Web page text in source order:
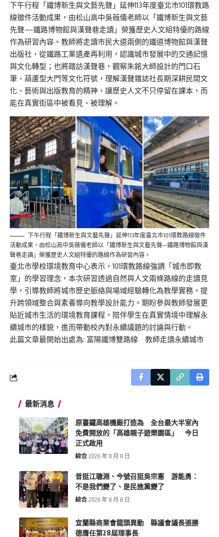
下午行程「鐵博新生與文藝先聲」延伸113年度臺北市101環教路
線徵件活動成果，由松山高中吳薇儀老師以「鐵博新生與文藝
先聲—鐵路博物館與漢聲巷走讀」榮獲歷史人文組特優的路線
作為研習內容。教師將走讀市民大道兩側的鐵道博物館與漢聲
出版社，從鐵路工業遺產再利用，認識城市發展中的交通記憶
與文化轉型；也將踏訪漢聲巷，觀察朱銘大師設計的門口石
筆、葫蘆型大門等文化符號，理解漢聲雜誌社長期深耕民間文
化、藝術與出版教育的精神，讓歷史人文不只停留在課本，而
能在真實街區中被看見、被理解。
下午行程「鐵博新生與文藝先聲」延伸113年度臺北市101環教路線徵件
活動成果，由松山高中吳薇儀老師以「鐵博新生與文藝先聲—鐵路博物館與漢
聲巷走讀」榮獲歷史人文組特優的路線作為研習內容。
臺北市學校環境教育中心表示，101環教路線強調「城市即教
室」的學習理念，本次研習透過自然與人文兩條路線的走讀見
學，引導教師將城市歷史脈絡與場域經驗轉化為教學實務，提
升跨領域整合與素養導向教學設計能力。期盼參與教師發展更
貼近城市生活的環境教育課程，陪伴學生在真實情境中理解永
續城市的樣貌，進而帶動校內對永續議題的討論與行動。
此篇文章最開始出處為: 富陽鐵博雙路線 教師走讀永續城市
最新消息
原臺鐵高雄機廠打造為 全台最大半室內
免費開放的「高雄親子遊樂園區」 今日
正式啟用
綜合 2026 年 8 月 8 日
昔挺江聰淵、今號召挺吳宗憲 游能勇：
不是我們變了、是民進黨變了
綜合 2026 年 8 月 8 日
宜蘭縣商業會龍頭異動 縣議會議長張勝
德膺任第28屆理事長